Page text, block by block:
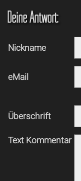
Deine Antwort:
Nickname
eMail
Überschrift
Text Kommentar